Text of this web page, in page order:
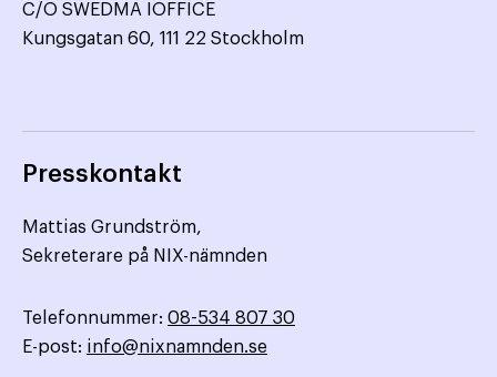
C/O SWEDMA IOFFICE
Kungsgatan 60, 111 22 Stockholm
Presskontakt
Mattias Grundström,
Sekreterare på NIX-nämnden
Telefonnummer: 08-534 807 30
E-post: info@nixnamnden.se